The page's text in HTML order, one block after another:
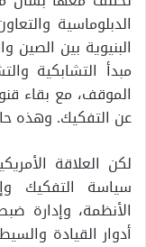
الدبلوماسية
البنيوية بين الصين
مبدأ التشابكية
الموقف، مع بقاء
عن التفكيك. وهذه
لكن العلاقة
سياسة التفكيك
الأنظمة، وإدارة
أدوار القيادة